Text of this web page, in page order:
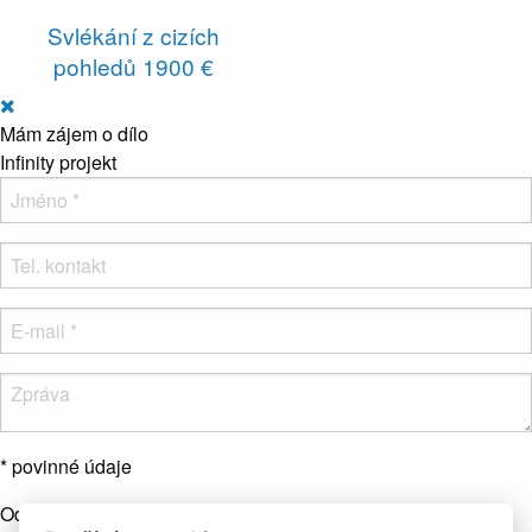
Svlékání z cizích
pohledů 1900 €
Mám zájem o dílo
Infinity projekt
* povinné údaje
Odesláním formuláře souhlasíte se zpracováním osobních